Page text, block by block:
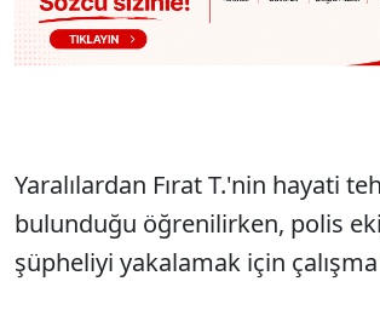
Yaralılardan Fırat T.'nin hayati
bulunduğu öğrenilirken, polis
şüpheliyi yakalamak için